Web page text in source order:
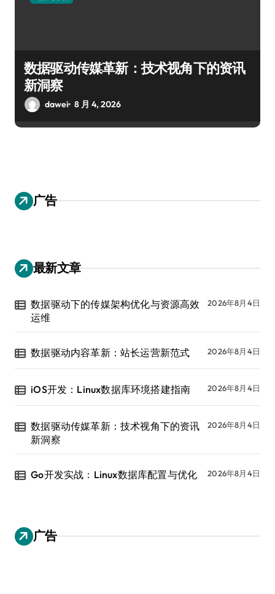
数据驱动传媒革新：技术视角下的资讯
新洞察
dawei 8 月 4, 2026
广告
最新文章
数据驱动下的传媒架构优化与资源高效
运维
2026年8月4日
数据驱动内容革新：站长运营新范式 2026年8月4日
iOS开发：Linux数据库环境搭建指南 2026年8月4日
数据驱动传媒革新：技术视角下的资讯
新洞察
2026年8月4日
Go开发实战：Linux数据库配置与优化 2026年8月4日
广告